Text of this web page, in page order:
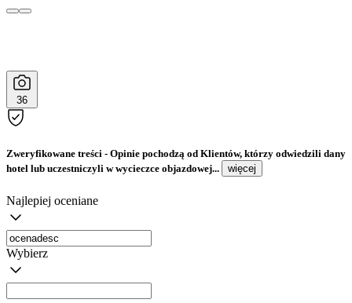
36
Zweryfikowane treści - Opinie pochodzą od Klientów, którzy odwiedzili dany
hotel lub uczestniczyli w wycieczce objazdowej...
więcej
Najlepiej oceniane
Wybierz